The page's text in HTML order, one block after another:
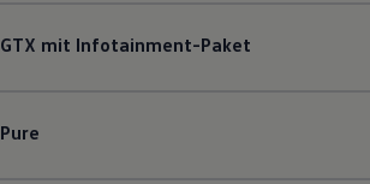
GTX mit Infotainment-Paket
Pure